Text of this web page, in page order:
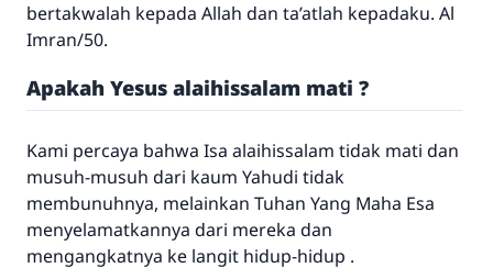
bertakwalah kepada Allah dan ta’atlah kepadaku. Al
Imran/50.
Apakah Yesus alaihissalam mati ?
Kami percaya bahwa Isa alaihissalam tidak mati dan
musuh-musuh dari kaum Yahudi tidak
membunuhnya, melainkan Tuhan Yang Maha Esa
menyelamatkannya dari mereka dan
mengangkatnya ke langit hidup-hidup .